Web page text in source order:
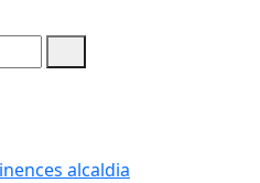
alcaldia